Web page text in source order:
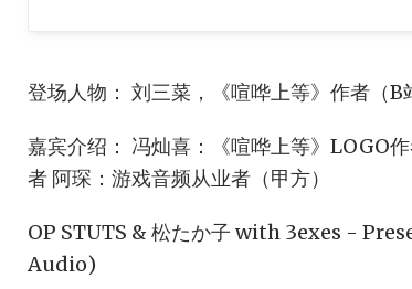
登场人物： 刘三菜，《喧哗上等》作者（B
嘉宾介绍： 冯灿喜：《喧哗上等》LOGO
者 阿琛：游戏音频从业者（甲方）
OP STUTS & 松たか子 with 3exes -
Audio)